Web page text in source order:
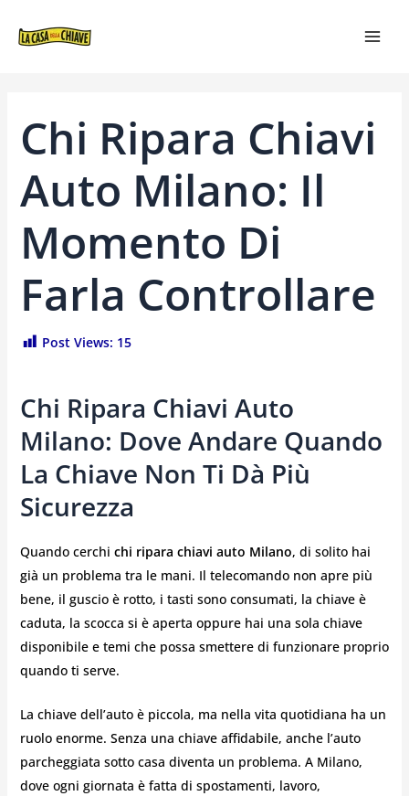
Chi Ripara Chiavi
Auto Milano: Il
Momento Di
Farla Controllare
Post Views: 15
Chi Ripara Chiavi Auto
Milano: Dove Andare Quando
La Chiave Non Ti Dà Più
Sicurezza
Quando cerchi chi ripara chiavi auto Milano, di solito hai
già un problema tra le mani. Il telecomando non apre più
bene, il guscio è rotto, i tasti sono consumati, la chiave è
caduta, la scocca si è aperta oppure hai una sola chiave
disponibile e temi che possa smettere di funzionare proprio
quando ti serve.
La chiave dell’auto è piccola, ma nella vita quotidiana ha un
ruolo enorme. Senza una chiave affidabile, anche l’auto
parcheggiata sotto casa diventa un problema. A Milano,
dove ogni giornata è fatta di spostamenti, lavoro,
ARTICOLI